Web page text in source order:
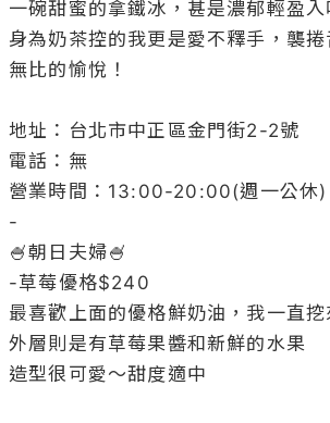
一碗甜蜜的拿鐵冰，甚是濃郁輕盈
身為奶茶控的我更是愛不釋手，襲
無比的愉悅！
地址：台北市中正區金門街2-2號
電話：無
營業時間：13:00-20:00(週一公休)
-
🍧朝日夫婦🍧
-草莓優格$240
最喜歡上面的優格鮮奶油，我一直挖
外層則是有草莓果醬和新鮮的水果
造型很可愛～甜度適中